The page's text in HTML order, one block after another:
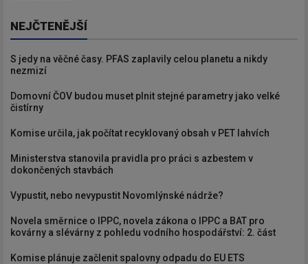
NEJČTENĚJŠÍ
S jedy na věčné časy. PFAS zaplavily celou planetu a nikdy
nezmizí
Domovní ČOV budou muset plnit stejné parametry jako velké
čistírny
Komise určila, jak počítat recyklovaný obsah v PET lahvích
Ministerstva stanovila pravidla pro práci s azbestem v
dokončených stavbách
Vypustit, nebo nevypustit Novomlýnské nádrže?
Novela směrnice o IPPC, novela zákona o IPPC a BAT pro
kovárny a slévárny z pohledu vodního hospodářství: 2. část
Komise plánuje začlenit spalovny odpadu do EU ETS